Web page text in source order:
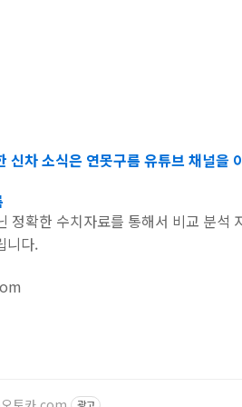
신차 소식은 연못구름 유튜브 채널을
정확한 수치자료를 통해서 비교 분석
니다.